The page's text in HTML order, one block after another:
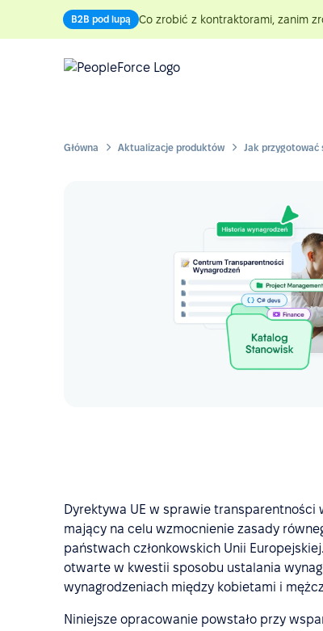
B2B pod lupą Co zrobić z kontraktorami, zanim
Główna Aktualizacje produktów
Dyrektywa UE w sprawie transparentności
mający na celu wzmocnienie zasady
państwach członkowskich Unii
otwarte w kwestii sposobu ustalania
wynagrodzeniach między kobietami i
Niniejsze opracowanie powstało przy